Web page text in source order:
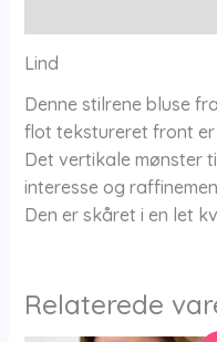
Lind
Denne stilrene bluse
flot tekstureret front er
Det vertikale mønster
interesse og
Den er skåret i en let
Relaterede